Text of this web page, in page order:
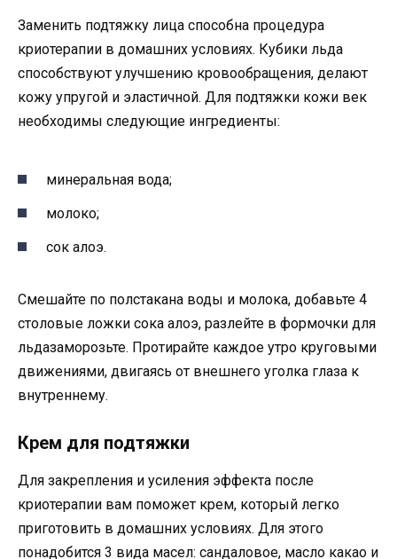
Заменить подтяжку лица способна процедура
криотерапии в домашних условиях. Кубики льда
способствуют улучшению кровообращения, делают
кожу упругой и эластичной. Для подтяжки кожи век
необходимы следующие ингредиенты:
минеральная вода;
молоко;
сок алоэ.
Смешайте по полстакана воды и молока, добавьте 4
столовые ложки сока алоэ, разлейте в формочки для
льдазаморозьте. Протирайте каждое утро круговыми
движениями, двигаясь от внешнего уголка глаза к
внутреннему.
Крем для подтяжки
Для закрепления и усиления эффекта после
криотерапии вам поможет крем, который легко
приготовить в домашних условиях. Для этого
понадобится 3 вида масел: сандаловое, масло какао и